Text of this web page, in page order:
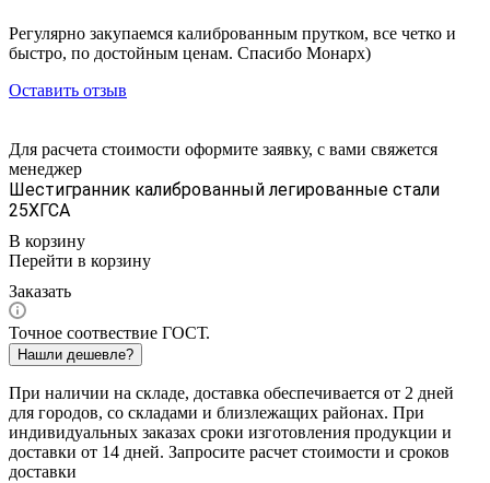
Регулярно закупаемся калиброванным прутком, все четко и
быстро, по достойным ценам. Спасибо Монарх)
Оставить отзыв
Для расчета стоимости оформите заявку, с вами свяжется
менеджер
Шестигранник калиброванный легированные стали
25ХГСА
В корзину
Перейти в корзину
Заказать
Точное соотвествие ГОСТ.
Нашли дешевле?
При наличии на складе, доставка обеспечивается от 2 дней
для городов, со складами и близлежащих районах. При
индивидуальных заказах сроки изготовления продукции и
доставки от 14 дней. Запросите расчет стоимости и сроков
доставки